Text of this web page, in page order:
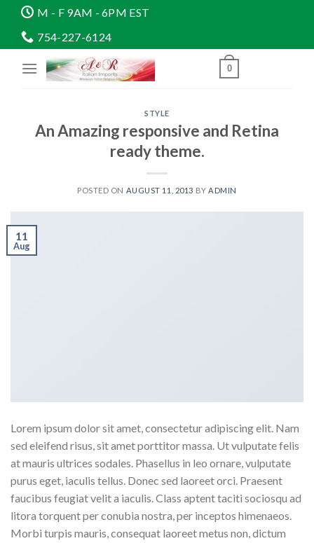
content
M - F 9AM - 6PM EST
754-227-6124
0
STYLE
An Amazing responsive and Retina
ready theme.
POSTED ON AUGUST 11, 2013 BYADMIN
11
Aug
Lorem ipsum dolor sit amet, consectetur adipiscing elit. Nam
sed eleifend risus, sit amet porttitor massa. Ut vulputate felis
at mauris ultrices sodales. Phasellus in leo ornare, vulputate
purus eget, iaculis tellus. Donec sed laoreet orci. Praesent
faucibus feugiat velit a iaculis. Class aptent taciti sociosqu ad
litora torquent per conubia nostra, per inceptos himenaeos.
Morbi turpis mauris, consequat laoreet metus non, dictum